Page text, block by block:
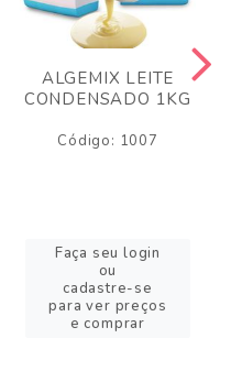
ALGEMIX LEITE
CONDENSADO 1KG
Código: 1007
Faça seu login
ou
cadastre-se
para ver preços
e comprar